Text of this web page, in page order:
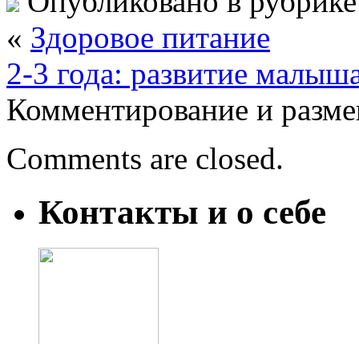
« Здоровое питание
2-3 года: развитие
Комментирование и
Comments are closed.
Контакты и о себе